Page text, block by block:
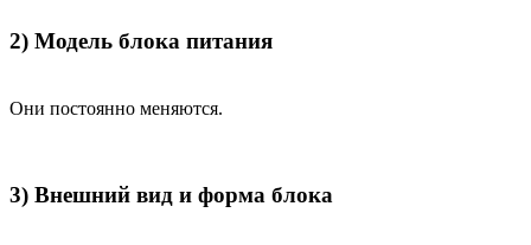
2) Модель блока питания
Они постоянно меняются.
3) Внешний вид и форма блока